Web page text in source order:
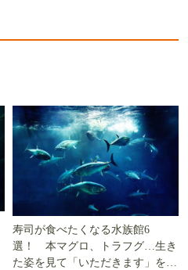
寿司が食べたくなる水族館6
選！ 本マグロ、トラフグ…生き
た姿を見て「いただきます」を考